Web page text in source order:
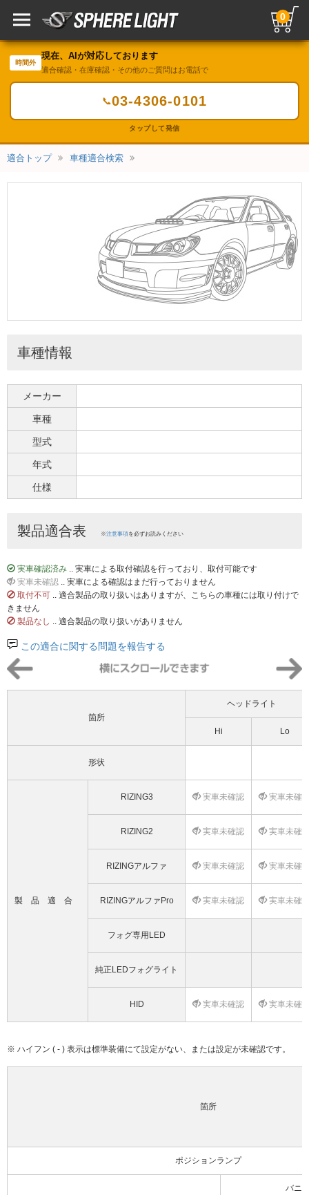
0
時間外
現在、AIが対応しております
適合確認・在庫確認・その他のご質問はお電話で
📞03-4306-0101
タップして発信
適合トップ 車種適合検索
車種情報
メーカー
車種
型式
年式
仕様
製品適合表 ※注意事項を必ずお読みください
実車確認済み .. 実車による取付確認を行っており、取付可能です
実車未確認 .. 実車による確認はまだ行っておりません
取付不可 .. 適合製品の取り扱いはありますが、こちらの車種には取り付けで
きません
製品なし .. 適合製品の取り扱いがありません
この適合に関する問題を報告する
箇所
ヘッドライト
Hi Lo
形状
製品適合
RIZING3 実車未確認 実車未確
RIZING2 実車未確認 実車未確
RIZINGアルファ 実車未確認 実車未確
RIZINGアルファPro 実車未確認 実車未確
フォグ専用LED
純正LEDフォグライト
HID 実車未確認 実車未確
※ ハイフン ( - ) 表示は標準装備にて設定がない、または設定が未確認です。
箇所
ポジションランプ
バニ